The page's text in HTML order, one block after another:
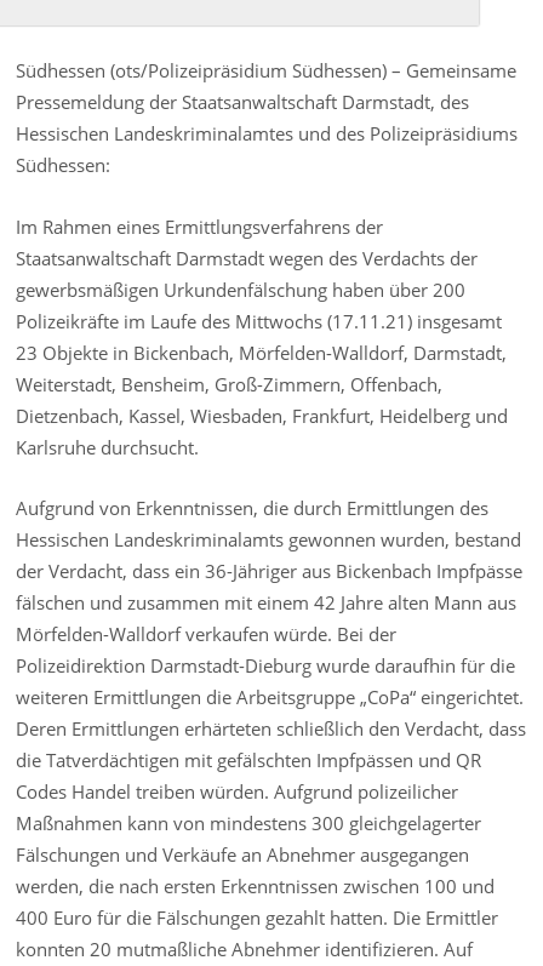
Südhessen (ots/Polizeipräsidium Südhessen) – Gemeinsame
Pressemeldung der Staatsanwaltschaft Darmstadt, des
Hessischen Landeskriminalamtes und des Polizeipräsidiums
Südhessen:
Im Rahmen eines Ermittlungsverfahrens der
Staatsanwaltschaft Darmstadt wegen des Verdachts der
gewerbsmäßigen Urkundenfälschung haben über 200
Polizeikräfte im Laufe des Mittwochs (17.11.21) insgesamt
23 Objekte in Bickenbach, Mörfelden-Walldorf, Darmstadt,
Weiterstadt, Bensheim, Groß-Zimmern, Offenbach,
Dietzenbach, Kassel, Wiesbaden, Frankfurt, Heidelberg und
Karlsruhe durchsucht.
Aufgrund von Erkenntnissen, die durch Ermittlungen des
Hessischen Landeskriminalamts gewonnen wurden, bestand
der Verdacht, dass ein 36-Jähriger aus Bickenbach Impfpässe
fälschen und zusammen mit einem 42 Jahre alten Mann aus
Mörfelden-Walldorf verkaufen würde. Bei der
Polizeidirektion Darmstadt-Dieburg wurde daraufhin für die
weiteren Ermittlungen die Arbeitsgruppe „CoPa“ eingerichtet.
Deren Ermittlungen erhärteten schließlich den Verdacht, dass
die Tatverdächtigen mit gefälschten Impfpässen und QR
Codes Handel treiben würden. Aufgrund polizeilicher
Maßnahmen kann von mindestens 300 gleichgelagerter
Fälschungen und Verkäufe an Abnehmer ausgegangen
werden, die nach ersten Erkenntnissen zwischen 100 und
400 Euro für die Fälschungen gezahlt hatten. Die Ermittler
konnten 20 mutmaßliche Abnehmer identifizieren. Auf